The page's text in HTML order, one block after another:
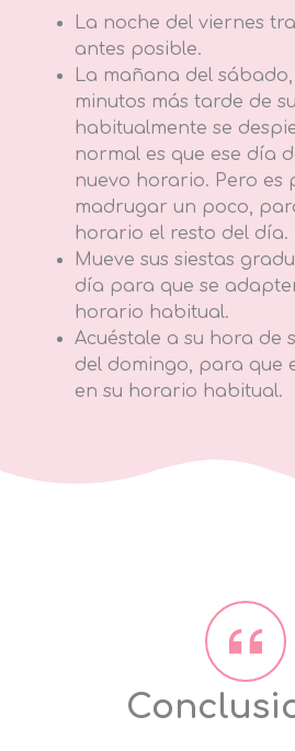
La noche del viernes
antes posible.
La mañana del
minutos más tarde de
habitualmente se
normal es que ese día
nuevo horario. Pero es
madrugar un poco,
horario el resto del día.
Mueve sus siestas
día para que se
horario habitual.
Acuéstale a su hora de
del domingo, para que
en su horario habitual.